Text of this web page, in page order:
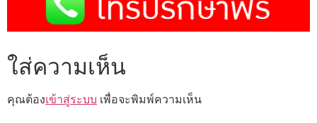
ใส่ความเห็น
คุณต้องเข้าสู่ระบบ เพื่อจะพิมพ์ความเห็น